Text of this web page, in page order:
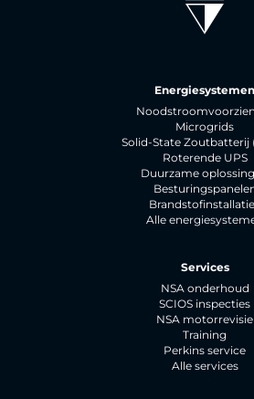
Energiesystemen
Microgrids
Solid-State Zoutbatterij
Roterende UPS
Duurzame
Alle
Services
NSA onderhoud
SCIOS inspecties
NSA motorrevisie
Training
Perkins service
Alle services